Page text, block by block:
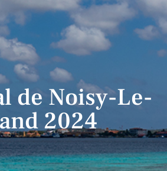
de Noisy-Le-
2024